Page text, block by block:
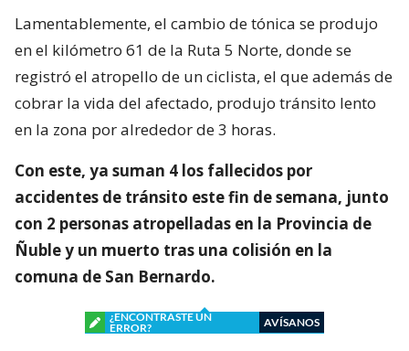
Lamentablemente, el cambio de tónica se produjo
en el kilómetro 61 de la Ruta 5 Norte, donde se
registró el atropello de un ciclista, el que además de
cobrar la vida del afectado, produjo tránsito lento
en la zona por alrededor de 3 horas.
Con este, ya suman 4 los fallecidos por
accidentes de tránsito este fin de semana, junto
con 2 personas atropelladas en la Provincia de
Ñuble y un muerto tras una colisión en la
comuna de San Bernardo.
¿ENCONTRASTE UN
ERROR?
AVÍSANOS